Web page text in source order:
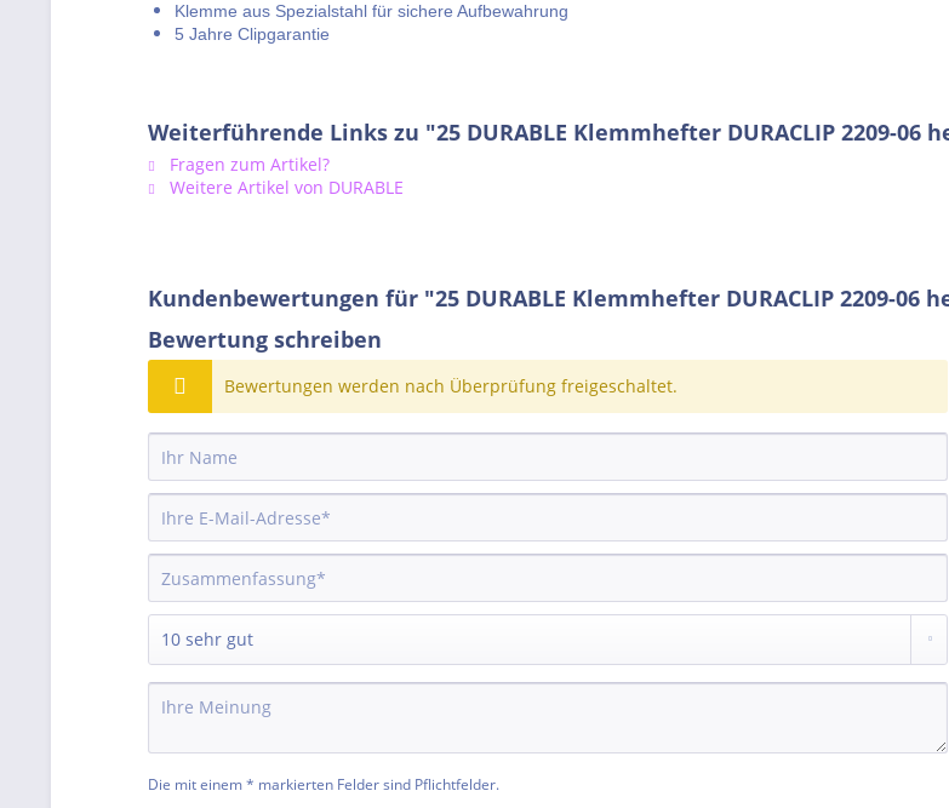
Klemme aus Spezialstahl für sichere Aufbewahrung
5 Jahre Clipgarantie
Weiterführende Links zu "25 DURABLE Klemmhefter DURACLIP 2209-06
Fragen zum Artikel?
Weitere Artikel von DURABLE
Kundenbewertungen für "25 DURABLE Klemmhefter DURACLIP 2209-06
Bewertung schreiben
Bewertungen werden nach Überprüfung freigeschaltet.
Die mit einem * markierten Felder sind Pflichtfelder.